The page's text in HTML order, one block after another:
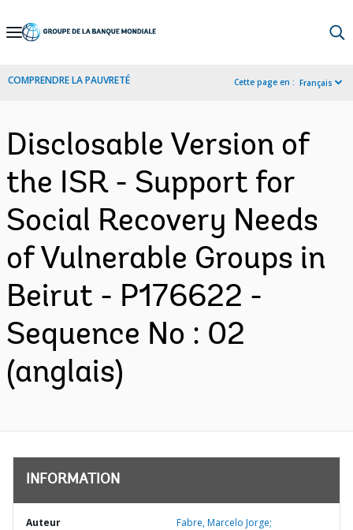
Skip
Navigation
COMPRENDRE LA PAUVRETÉ Cette page en : Français
Disclosable Version of
the ISR - Support for
Social Recovery Needs
of Vulnerable Groups in
Beirut - P176622 -
Sequence No : 02
(anglais)
INFORMATION
Auteur Fabre, Marcelo Jorge;